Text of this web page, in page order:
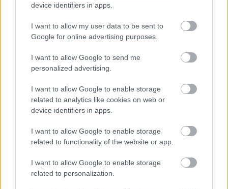
device identifiers in apps.
I want to allow my user data to be sent to
Google for online advertising purposes.
I want to allow Google to send me
personalized advertising.
I want to allow Google to enable storage
related to analytics like cookies on web or
device identifiers in apps.
I want to allow Google to enable storage
related to functionality of the website or app.
I want to allow Google to enable storage
related to personalization.
Kövess minket a Facebookon
Parc Fermé
2 órája
Domenicali: Több sprint lesz az F1-ben – de nem